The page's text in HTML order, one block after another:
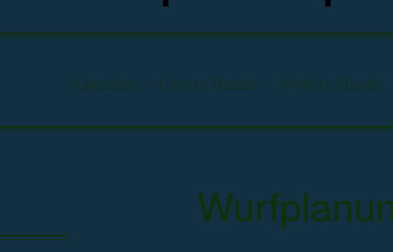
Aktuelles Unsere Hunde Weitere Hunde